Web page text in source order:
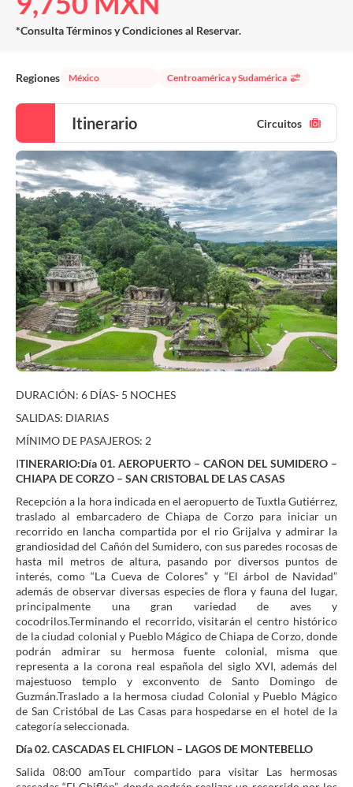
*Consulta Términos y Condiciones al Reservar.
Regiones México Centroamérica y Sudamérica
Itinerario Circuitos
DURACIÓN: 6 DÍAS- 5 NOCHES
SALIDAS: DIARIAS
MÍNIMO DE PASAJEROS: 2
ITINERARIO:Día 01. AEROPUERTO – CAÑON DEL SUMIDERO –
CHIAPA DE CORZO – SAN CRISTOBAL DE LAS CASAS
Recepción a la hora indicada en el aeropuerto de Tuxtla Gutiérrez,
traslado al embarcadero de Chiapa de Corzo para iniciar un
recorrido en lancha compartida por el rio Grijalva y admirar la
grandiosidad del Cañón del Sumidero, con sus paredes rocosas de
hasta mil metros de altura, pasando por diversos puntos de
interés, como “La Cueva de Colores” y “El árbol de Navidad”
además de observar diversas especies de flora y fauna del lugar,
principalmente una gran variedad de aves y
cocodrilos.Terminando el recorrido, visitarán el centro histórico
de la ciudad colonial y Pueblo Mágico de Chiapa de Corzo, donde
podrán admirar su hermosa fuente colonial, misma que
representa a la corona real española del siglo XVI, además del
majestuoso templo y exconvento de Santo Domingo de
Guzmán.Traslado a la hermosa ciudad Colonial y Pueblo Mágico
de San Cristóbal de Las Casas para hospedarse en el hotel de la
categoría seleccionada.
Día 02. CASCADAS EL CHIFLON – LAGOS DE MONTEBELLO
Salida 08:00 amTour compartido para visitar Las hermosas